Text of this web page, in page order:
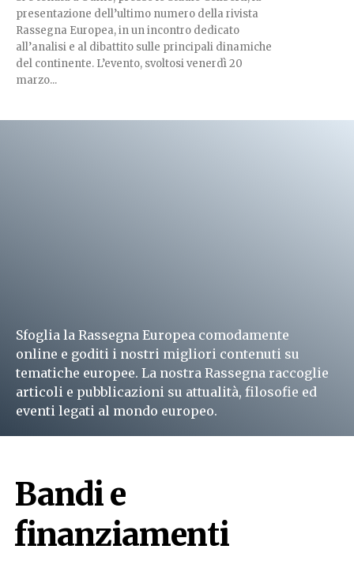
presentazione dell’ultimo numero della rivista
Rassegna Europea, in un incontro dedicato
all’analisi e al dibattito sulle principali dinamiche
del continente. L’evento, svoltosi venerdì 20
marzo...
Sfoglia la Rassegna Europea comodamente
online e goditi i nostri migliori contenuti su
tematiche europee. La nostra Rassegna raccoglie
articoli e pubblicazioni su attualità, filosofie ed
eventi legati al mondo europeo.
Bandi e
finanziamenti